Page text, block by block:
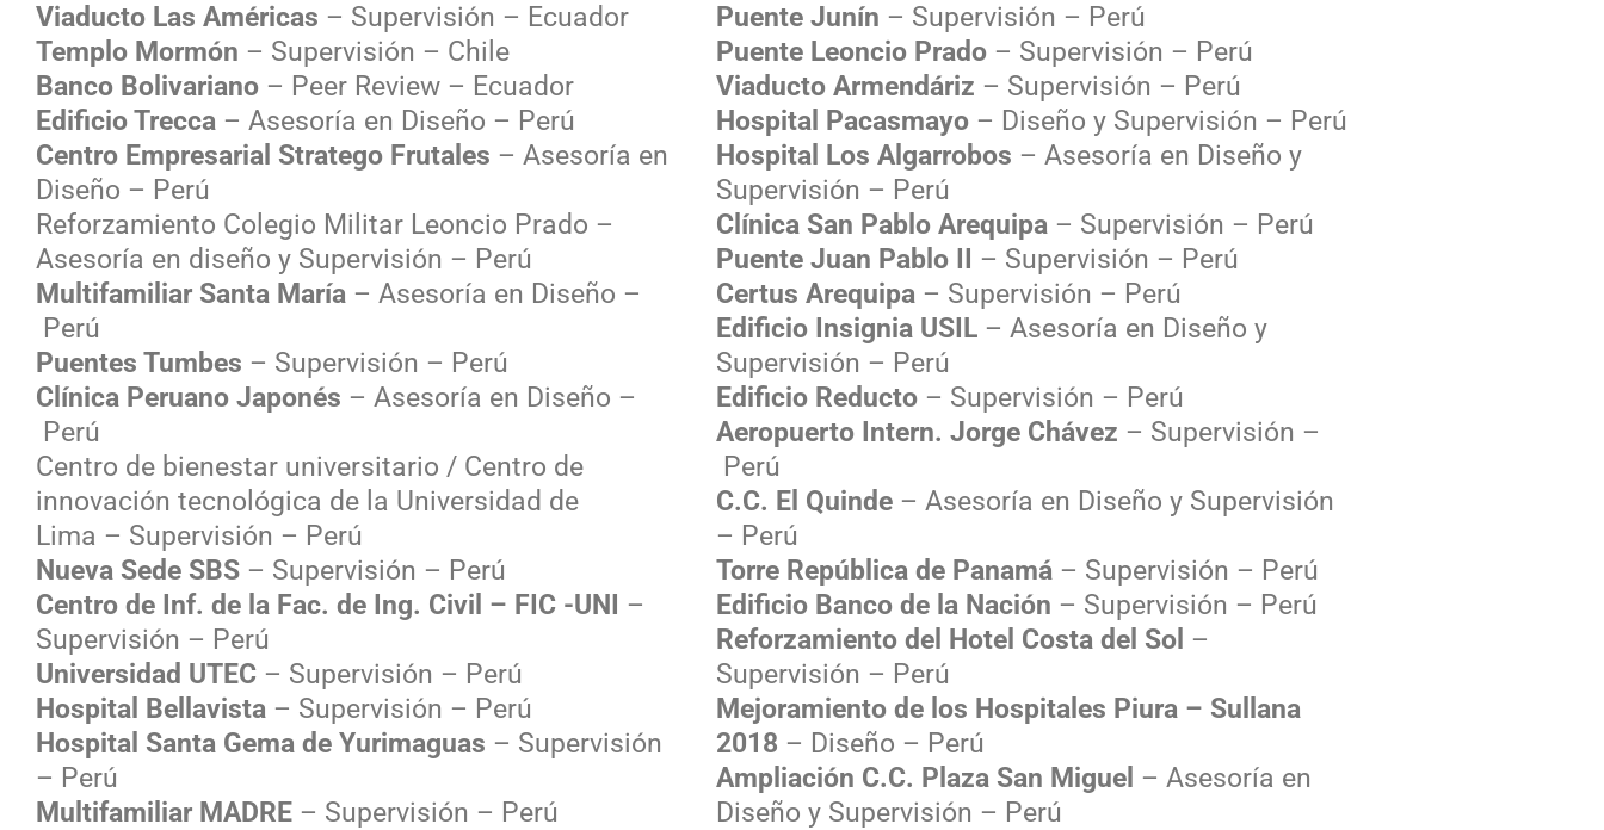
Viaducto Las Américas – Supervisión – Ecuador
Templo Mormón – Supervisión – Chile
Banco Bolivariano – Peer Review – Ecuador
Edificio Trecca – Asesoría en Diseño – Perú
Centro Empresarial Stratego Frutales – Asesoría en
Diseño – Perú
Reforzamiento Colegio Militar Leoncio Prado –
Asesoría en diseño y Supervisión – Perú
Multifamiliar Santa María – Asesoría en Diseño –
Perú
Puentes Tumbes – Supervisión – Perú
Clínica Peruano Japonés – Asesoría en Diseño –
Perú
Centro de bienestar universitario / Centro de
innovación tecnológica de la Universidad de
Lima – Supervisión – Perú
Nueva Sede SBS – Supervisión – Perú
Centro de Inf. de la Fac. de Ing. Civil – FIC -UNI
–
Supervisión – Perú
Universidad UTEC – Supervisión – Perú
Hospital Bellavista – Supervisión – Perú
Hospital Santa Gema de Yurimaguas – Supervisión
– Perú
Multifamiliar MADRE – Supervisión – Perú
Puente Junín – Supervisión – Perú
Puente Leoncio Prado – Supervisión – Perú
Viaducto Armendáriz – Supervisión – Perú
Hospital Pacasmayo – Diseño y Supervisión – Perú
Hospital Los Algarrobos – Asesoría en Diseño y
Supervisión – Perú
Clínica San Pablo Arequipa – Supervisión – Perú
Puente Juan Pablo II
– Supervisión – Perú
Certus Arequipa – Supervisión – Perú
Edificio Insignia USIL – Asesoría en Diseño y
Supervisión – Perú
Edificio Reducto – Supervisión – Perú
Aeropuerto Intern. Jorge Chávez – Supervisión –
Perú
C.C. El Quinde – Asesoría en Diseño y Supervisión
– Perú
Torre República de Panamá – Supervisión – Perú
Edificio Banco de la Nación – Supervisión – Perú
Reforzamiento del Hotel Costa del Sol –
Supervisión – Perú
Mejoramiento de los Hospitales Piura – Sullana
2018 – Diseño – Perú
Ampliación C.C. Plaza San Miguel – Asesoría en
Diseño y Supervisión – Perú